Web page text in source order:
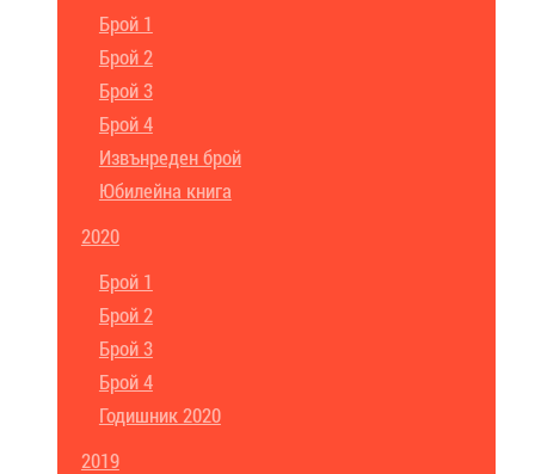
Брой 1
Брой 2
Брой 3
Брой 4
Извънреден брой
Юбилейна книга
2020
Брой 1
Брой 2
Брой 3
Брой 4
Годишник 2020
2019